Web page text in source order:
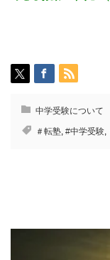
中学受験について
＃転塾, #中学受験,